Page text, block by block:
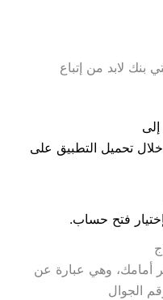
لابد من إتباع
تحميل التطبيق على
فتح حساب.
وهي عبارة عن
الجوال